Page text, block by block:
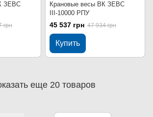
ЗЕВС
грн
Крановые весы ВК ЗЕВС
ІІІ-10000 РПУ
45 537 грн 47 934 грн
Купить
еще 20 товаров